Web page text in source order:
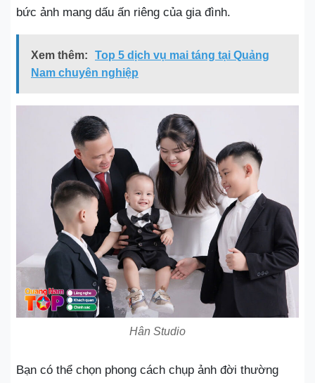
bức ảnh mang dấu ấn riêng của gia đình.
Xem thêm:
Top 5 dịch vụ mai táng tại Quảng
Nam chuyên nghiệp
Hân Studio
Bạn có thể chọn phong cách chụp ảnh đời thường